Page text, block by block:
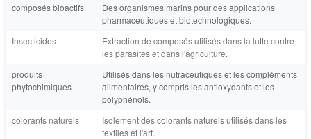
composés bioactifs
Des organismes marins pour des applications
pharmaceutiques et biotechnologiques.
Insecticides
Extraction de composés utilisés dans la lutte contre
les parasites et dans l'agriculture.
produits
phytochimiques
Utilisés dans les nutraceutiques et les compléments
alimentaires, y compris les antioxydants et les
polyphénols.
colorants naturels
Isolement des colorants naturels utilisés dans les
textiles et l'art.